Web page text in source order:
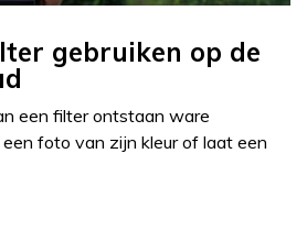
gebruiken op de
een filter ontstaan ware
foto van zijn kleur of laat een